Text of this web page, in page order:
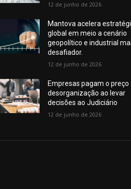
12 de junho de 2026
Mantova acelera
global em meio a cenário
geopolítico e industrial
desafiador.
12 de junho de 2026
Empresas pagam o preço
desorganização ao levar
decisões ao Judiciário
12 de junho de 2026